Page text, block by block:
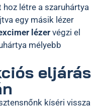
hoz létre a szaruhártya
egy másik lézer
lézer végzi el
mélyebb
eljárás
kíséri vissza